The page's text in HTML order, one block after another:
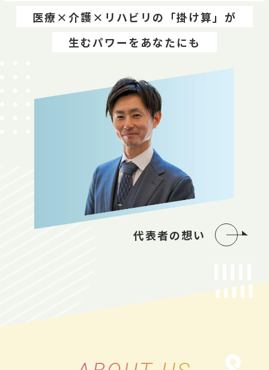
医療×介護×リハビリの「掛け算」が
生むパワーをあなたにも
代表者の想い